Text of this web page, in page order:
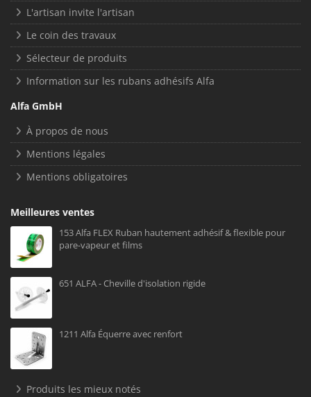
L'artisan invite l'artisan
Le coin des travaux
Sélecteur de produits
Information sur les rubans adhésifs Alfa
Alfa GmbH
À propos de nous
Mentions légales
Mentions obligatoires
Meilleures ventes
153 Alfa FLEX Ruban hautement adhésif & flexible pour
pare-vapeur et films
651 ALFA - Cheville d'isolation rigide
1211 Alfa Équerre avec renfort
Produits les mieux notés